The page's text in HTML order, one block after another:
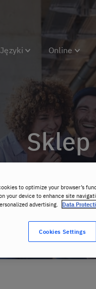
Języki Online
to optimize your browser’s
your device to enhance site
advertising.
Data
Cookies Settings